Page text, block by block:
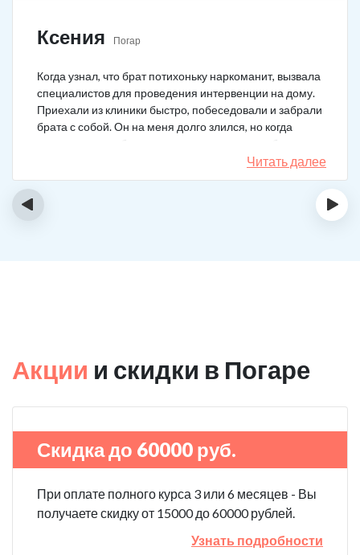
Ксения Погар
Когда узнал, что брат потихоньку наркоманит, вызвала
специалистов для проведения интервенции на дому.
Приехали из клиники быстро, побеседовали и забрали
брата с собой. Он на меня долго злился, но когда
понял, что если бы я не пошла на тот шаг, он бы не
выкарабкался. После курса вышел здоровым. Больше
не принимает.
Читать далее
‹ ›
Акции и скидки в Погаре
Скидка до 60000 руб.
При оплате полного курса 3 или 6 месяцев - Вы
получаете скидку от 15000 до 60000 рублей.
Узнать подробности